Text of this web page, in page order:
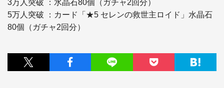
3万人突破 ：水晶石80個（ガチャ2回分）
5万人突破 ：カード「★5 セレンの救世主ロイド」水晶石
80個（ガチャ2回分）